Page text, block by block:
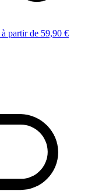
à partir de 59,90 €